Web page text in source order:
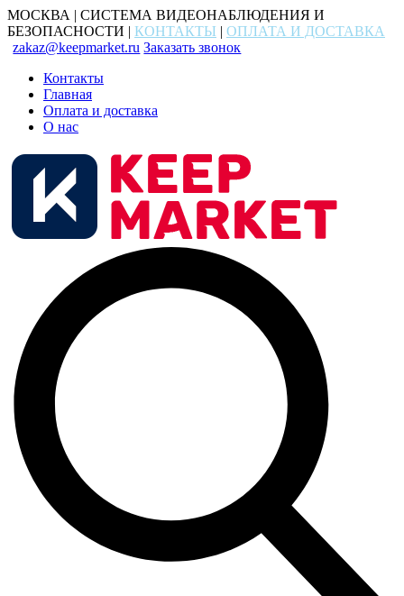
МОСКВА | СИСТЕМА ВИДЕОНАБЛЮДЕНИЯ И
БЕЗОПАСНОСТИ | КОНТАКТЫ | ОПЛАТА И ДОСТАВКА
zakaz@keepmarket.ru Заказать звонок
Контакты
Главная
Оплата и доставка
О нас